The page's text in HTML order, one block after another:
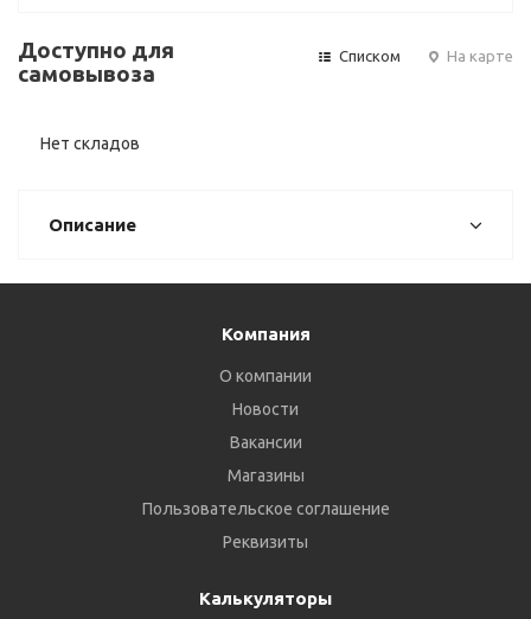
Доступно для
самовывоза
Списком На карте
Нет складов
Описание
Компания
О компании
Новости
Вакансии
Магазины
Пользовательское соглашение
Реквизиты
Калькуляторы